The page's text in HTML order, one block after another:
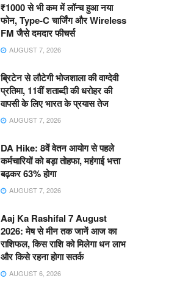
₹1000 से भी कम में लॉन्च हुआ नया
फोन, Type-C चार्जिंग और Wireless
FM जैसे दमदार फीचर्स
AUGUST 7, 2026
ब्रिटेन से लौटेगी भोजशाला की वाग्देवी
प्रतिमा, 11वीं शताब्दी की धरोहर की
वापसी के लिए भारत के प्रयास तेज
AUGUST 7, 2026
DA Hike: 8वें वेतन आयोग से पहले
कर्मचारियों को बड़ा तोहफा, महंगाई भत्ता
बढ़कर 63% होगा
AUGUST 7, 2026
Aaj Ka Rashifal 7 August
2026: मेष से मीन तक जानें आज का
राशिफल, किस राशि को मिलेगा धन लाभ
और किसे रहना होगा सतर्क
AUGUST 6, 2026